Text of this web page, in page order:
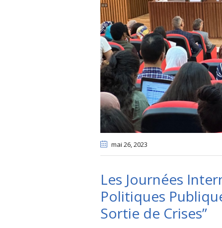
mai 26, 2023
Les Journées
Politiques
Sortie de Crises”